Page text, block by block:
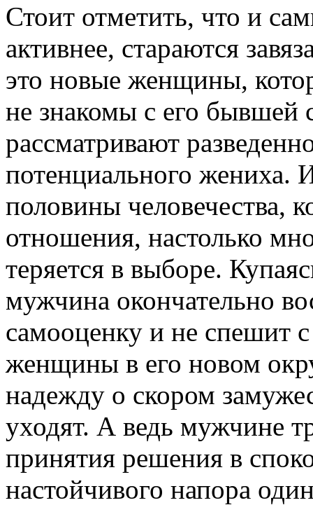
Стоит отметить, что и
активнее, стараются
это новые женщины,
не знакомы с его бывшей
рассматривают
потенциального жениха.
половины человечества,
отношения, настолько
теряется в выборе.
мужчина окончательно
самооценку и не спешит
женщины в его новом
надежду о скором
уходят. А ведь мужчине
принятия решения в
настойчивого напора